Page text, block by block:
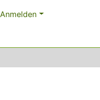
Anmelden